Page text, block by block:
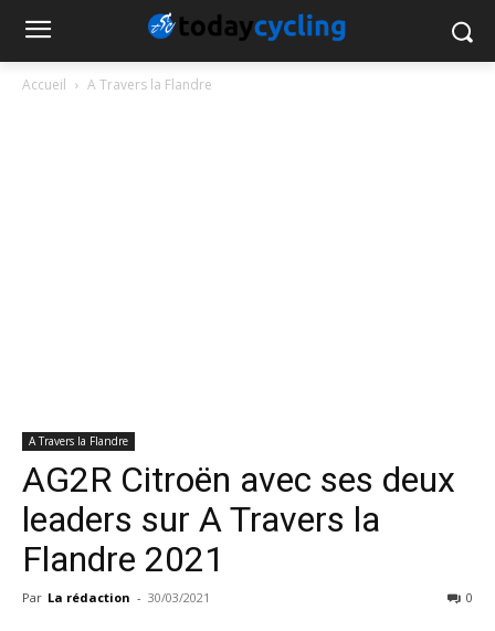
Accueil A Travers la Flandre
A Travers la Flandre
AG2R Citroën avec ses deux
leaders sur A Travers la
Flandre 2021
Par La rédaction - 30/03/2021 0